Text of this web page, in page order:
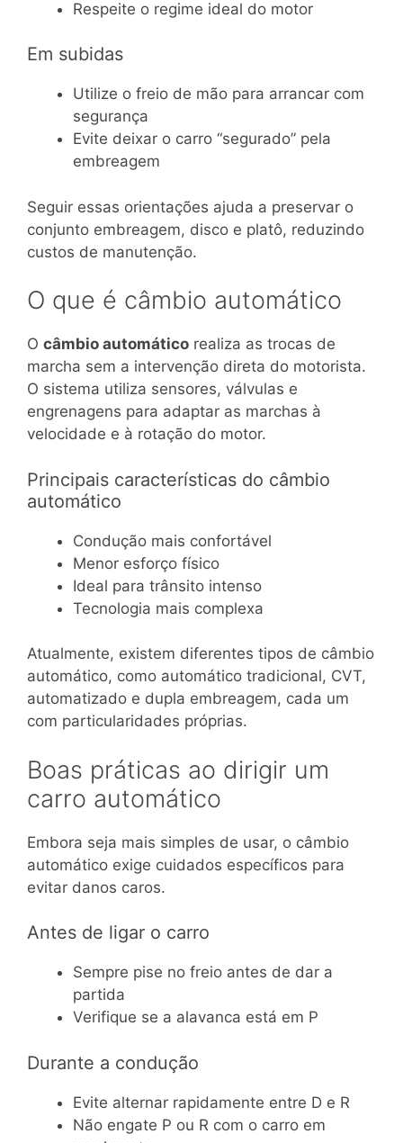
Respeite o regime ideal do motor
Em subidas
Utilize o freio de mão para arrancar com
segurança
Evite deixar o carro “segurado” pela
embreagem
Seguir essas orientações ajuda a preservar o
conjunto embreagem, disco e platô, reduzindo
custos de manutenção.
O que é câmbio automático
O câmbio automático realiza as trocas de
marcha sem a intervenção direta do motorista.
O sistema utiliza sensores, válvulas e
engrenagens para adaptar as marchas à
velocidade e à rotação do motor.
Principais características do câmbio
automático
Condução mais confortável
Menor esforço físico
Ideal para trânsito intenso
Tecnologia mais complexa
Atualmente, existem diferentes tipos de câmbio
automático, como automático tradicional, CVT,
automatizado e dupla embreagem, cada um
com particularidades próprias.
Boas práticas ao dirigir um
carro automático
Embora seja mais simples de usar, o câmbio
automático exige cuidados específicos para
evitar danos caros.
Antes de ligar o carro
Sempre pise no freio antes de dar a
partida
Verifique se a alavanca está em P
Durante a condução
Evite alternar rapidamente entre D e R
Não engate P ou R com o carro em